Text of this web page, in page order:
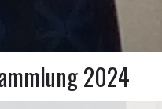
2024